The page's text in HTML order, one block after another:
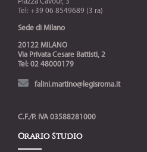
Piazza Cavour, 3
Tel: +39 06 8549689 (3 ra)
Sede di Milano
20122 MILANO
Via Privata Cesare Battisti, 2
Tel: 02 48000179
falini.martino@legisroma.it
C.F./P. IVA 03588281000
Orario Studio